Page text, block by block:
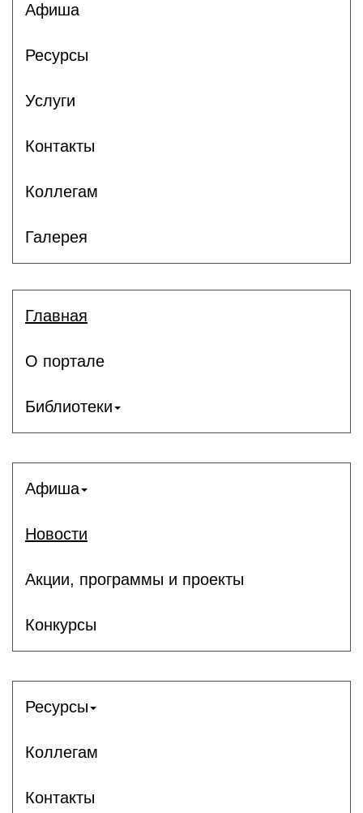
Афиша
Ресурсы
Услуги
Контакты
Коллегам
Галерея
Главная
О портале
Библиотеки
Афиша
Новости
Акции, программы и проекты
Конкурсы
Ресурсы
Коллегам
Контакты